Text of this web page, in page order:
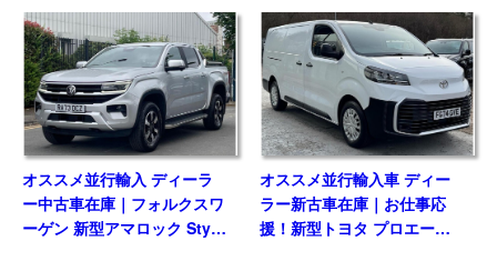
ません。一方欧州では積極的なモデ
ル展開を行っており、ベストセラー
の基幹モデルがフェイスリフ […]
状日本市場には正規導入されている
モデルはありません。そのなかでも
多くの兄弟車をもつモデ […]
オススメ並行輸入 ディーラ
ー中古車在庫｜フォルクスワ
ーゲン 新型アマロック Style
オススメ並行輸入車 ディー
ラー新古車在庫｜お仕事応
援！新型トヨタ プロエース